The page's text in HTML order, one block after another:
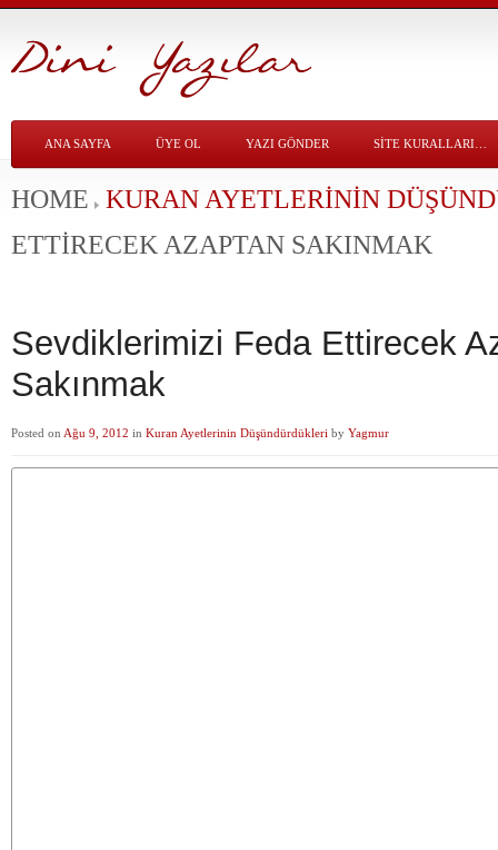
ANA SAYFA ÜYE OL YAZI GÖNDER SITE KURALLARI…
HOME KURAN AYETLERININ
ETTIRECEK AZAPTAN SAKINMAK
Sevdiklerimizi Feda Ettirecek
Sakınmak
Posted on Ağu 9, 2012 in Kuran Ayetlerinin Düşündürdükleri by Yagmur